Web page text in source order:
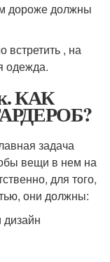
дороже должны
встретить , на
одежда.
КАК
задача
вещи в нем на
для того,
они должны: